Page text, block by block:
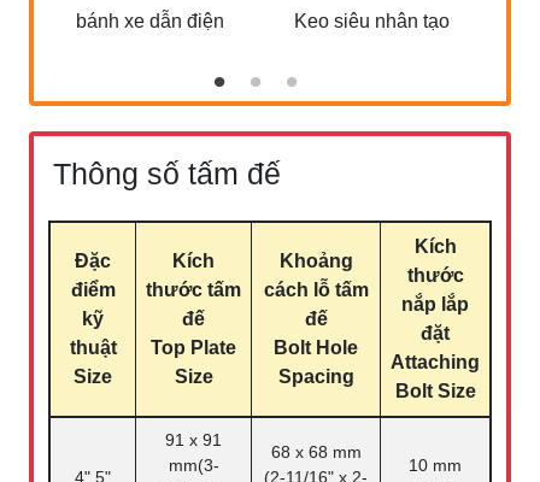
bánh xe dẫn điện Keo siêu nhân tạo
Thông số tấm đế
Đặc
điểm
kỹ
thuật
Size
Kích
thước tấm
đế
Top Plate
Size
Khoảng
cách lỗ tấm
đế
Bolt Hole
Spacing
Kích
thước
nắp lắp
đặt
Attaching
Bolt Size
4" 5"
91 x 91
mm(3-
68 x 68 mm
(2-11/16" x 2-
10 mm